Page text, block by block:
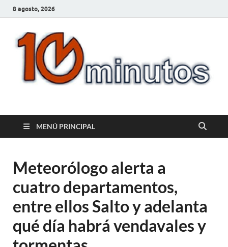
8 agosto, 2026
10minutos.com.uy
MENÚ PRINCIPAL
Meteorólogo alerta a
cuatro departamentos,
entre ellos Salto y adelanta
qué día habrá vendavales y